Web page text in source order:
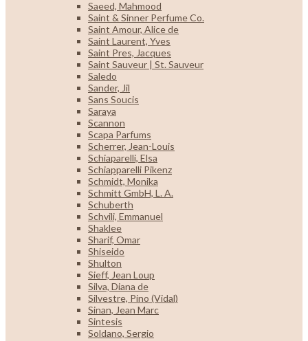
Saeed, Mahmood
Saint & Sinner Perfume Co.
Saint Amour, Alice de
Saint Laurent, Yves
Saint Pres, Jacques
Saint Sauveur | St. Sauveur
Saledo
Sander, Jil
Sans Soucis
Saraya
Scannon
Scapa Parfums
Scherrer, Jean-Louis
Schiaparelli, Elsa
Schiapparelli Pikenz
Schmidt, Monika
Schmitt GmbH, L. A.
Schuberth
Schvili, Emmanuel
Shaklee
Sharif, Omar
Shiseido
Shulton
Sieff, Jean Loup
Silva, Diana de
Silvestre, Pino (Vidal)
Sinan, Jean Marc
Sintesis
Soldano, Sergio